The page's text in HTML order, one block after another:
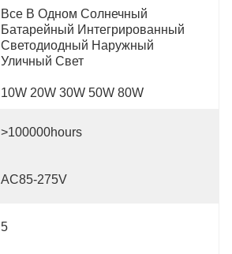
Все В Одном Солнечный
Батарейный Интегрированный
Светодиодный Наружный
Уличный Свет
10W 20W 30W 50W 80W
>100000hours
AC85-275V
5